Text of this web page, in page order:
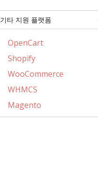
기타 지원 플랫폼
OpenCart
Shopify
WooCommerce
WHMCS
Magento
PrestaShop